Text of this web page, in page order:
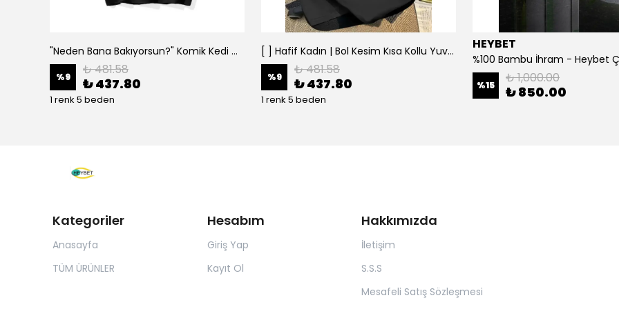
"Neden Bana Bakıyorsun?" Komik Kedi Grafik Tişört - Dijital Baskılı Siyah Bol - Siyah
%9 ₺ 481.58
₺ 437.80
1 renk 5 beden
[ ] Hafif Kadın | Bol Kesim Kısa Kollu Yuvarlak Yaka Eğlenceli Karikatür Ayı ve - Siyah
%9 ₺ 481.58
₺ 437.80
1 renk 5 beden
HEYBET
%100 Bambu İhram - Heybet
%15 ₺ 1,000.00
₺ 850.00
Kategoriler
Anasayfa
TÜM ÜRÜNLER
Hesabım
Giriş Yap
Kayıt Ol
Hakkımızda
İletişim
S.S.S
Mesafeli Satış Sözleşmesi